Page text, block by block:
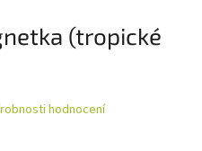
(tropické
hodnocení